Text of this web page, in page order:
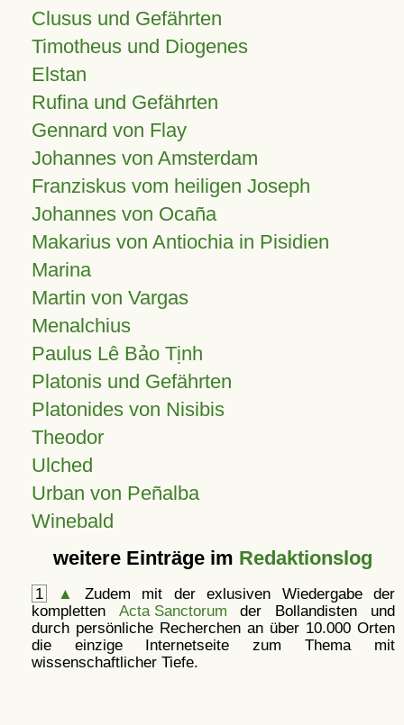
Clusus und Gefährten
Timotheus und Diogenes
Elstan
Rufina und Gefährten
Gennard von Flay
Johannes von Amsterdam
Franziskus vom heiligen Joseph
Johannes von Ocaña
Makarius von Antiochia in Pisidien
Marina
Martin von Vargas
Menalchius
Paulus Lê Bảo Tịnh
Platonis und Gefährten
Platonides von Nisibis
Theodor
Ulched
Urban von Peñalba
Winebald
weitere Einträge im Redaktionslog
1 ▲
Zudem mit der exlusiven Wiedergabe der
kompletten Acta Sanctorum der Bollandisten und
durch persönliche Recherchen an über 10.000 Orten
die einzige Internetseite zum Thema mit
wissenschaftlicher Tiefe.